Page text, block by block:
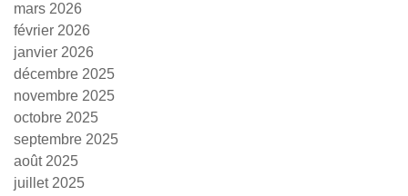
mars 2026
février 2026
janvier 2026
décembre 2025
novembre 2025
octobre 2025
septembre 2025
août 2025
juillet 2025